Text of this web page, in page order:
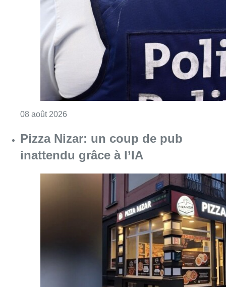
08 août 2026
Pizza Nizar: un coup de pub
inattendu grâce à l’IA